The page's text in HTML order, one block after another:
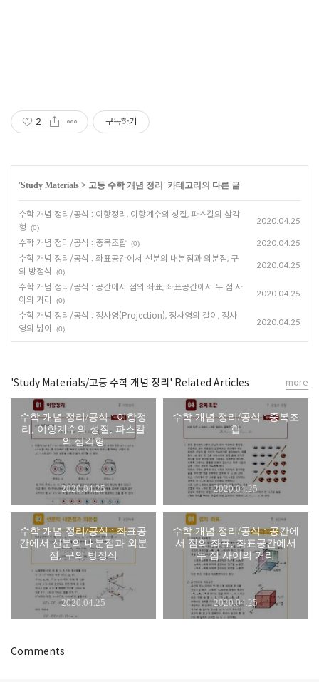
2 구독하기
'Study Materials > 고등 수학 개념 정리 ' 카테고리의 다른 글
수학 개념 정리/공식 : 이항정리, 이항계수의 성질, 파스칼의 삼각
형
(0)
2020.04.25
수학 개념 정리/공식 : 중복조합 (0) 2020.04.25
수학 개념 정리/공식 : 좌표공간에서 선분의 내분점과 외분점, 구
의 방정식
(0)
2020.04.25
수학 개념 정리/공식 : 공간에서 점의 좌표, 좌표공간에서 두 점 사
이의 거리
(0)
2020.04.25
수학 개념 정리/공식 : 정사영(Projection), 정사영의 길이, 정사
영의 넓이
(0)
2020.04.25
'Study Materials/고등 수학 개념 정리' Related Articles
수학 개념 정리/공식 : 이항정
리, 이항계수의 성질, 파스칼
의 삼각형
2020.04.25
수학 개념 정리/공식 : 중복조
합
2020.04.25
수학 개념 정리/공식 : 좌표공
간에서 선분의 내분점과 외분
점, 구의 방정식
2020.04.25
수학 개념 정리/공식 : 공간에
서 점의 좌표, 좌표공간에서
두 점 사이의 거리
2020.04.25
more
Comments